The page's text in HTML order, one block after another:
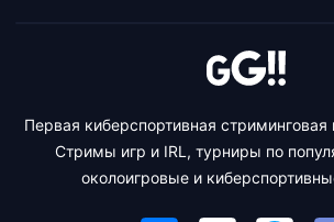
Первая киберспортивная
Стримы игр и IRL, турниры по
околоигровые и